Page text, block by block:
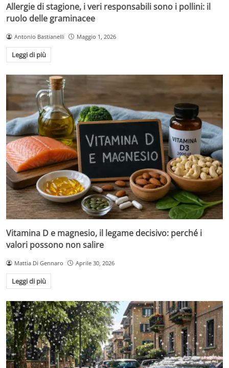
Allergie di stagione, i veri responsabili sono i pollini: il
ruolo delle graminacee
Antonio Bastianelli Maggio 1, 2026
Leggi di più
Vitamina D e magnesio, il legame decisivo: perché i
valori possono non salire
Mattia Di Gennaro Aprile 30, 2026
Leggi di più